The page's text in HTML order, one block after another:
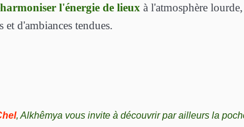
l'énergie de lieux à l'atmosphère
d'ambiances tendues.
, Alkhêmya vous invite à découvrir par ailleurs la